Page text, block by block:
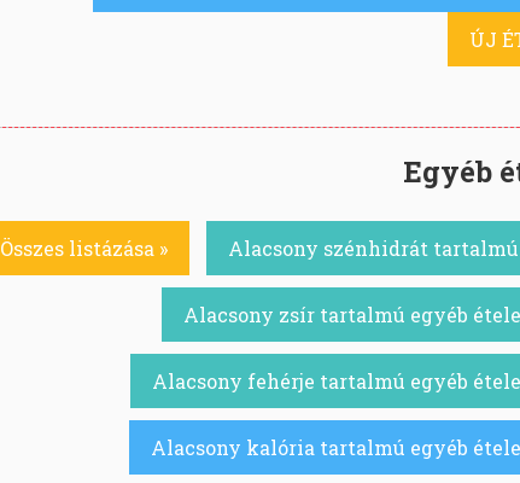
ÚJ
Egyéb
Összes listázása » Alacsony szénhidrát tartalmú
Alacsony zsír tartalmú egyéb
Alacsony fehérje tartalmú egyéb
Alacsony kalória tartalmú egyéb